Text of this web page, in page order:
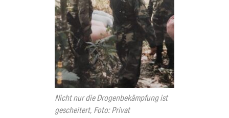
Nicht nur die Drogenbekämpfung ist
gescheitert, Foto: Privat